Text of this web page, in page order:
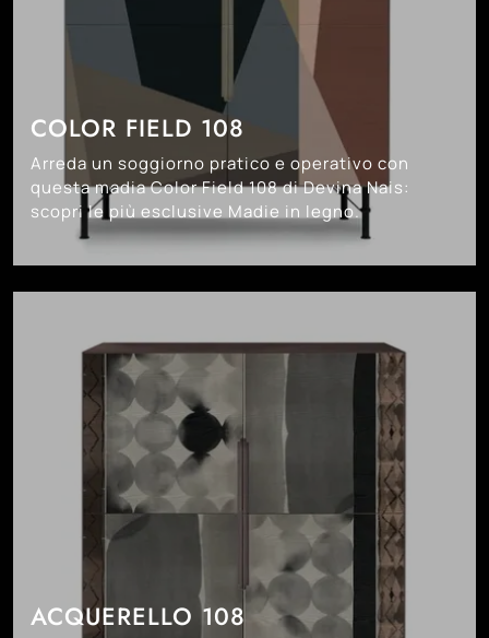
COLOR FIELD 108
Arreda un soggiorno pratico e operativo con
questa madia Color Field 108 di Devina Nais:
scopri le più esclusive Madie in legno.
ACQUERELLO 108